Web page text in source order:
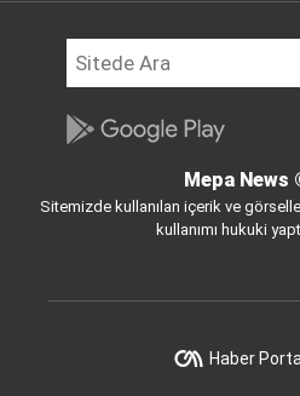
Mepa News
Sitemizde kullanılan içerik ve
kullanımı hukuki
Haber